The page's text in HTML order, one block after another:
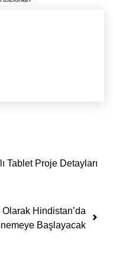
Tablet Proje Detayları
Hindistan’da
Başlayacak